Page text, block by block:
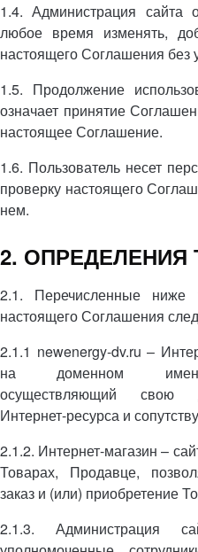
1.4. Администрация сайта
любое время изменять,
настоящего Соглашения без
1.5. Продолжение
означает принятие
настоящее Соглашение.
1.6. Пользователь несет
проверку настоящего
нем.
2.
2.1. Перечисленные
настоящего Соглашения
2.1.1 newenergy-dv.ru –
на доменном
осуществляющий свою
Интернет-ресурса и
2.1.2. Интернет-магазин –
Товарах, Продавце,
заказ и (или) приобретение
2.1.3. Администрация